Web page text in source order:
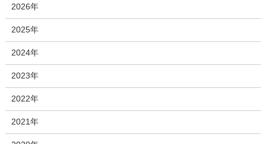
2026年
2025年
2024年
2023年
2022年
2021年